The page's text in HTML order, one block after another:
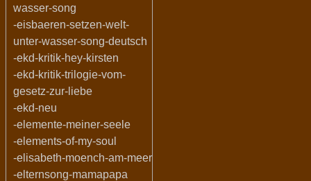
wasser-song
-eisbaeren-setzen-welt-
unter-wasser-song-deutsch
-ekd-kritik-hey-kirsten
-ekd-kritik-trilogie-vom-
gesetz-zur-liebe
-ekd-neu
-elemente-meiner-seele
-elements-of-my-soul
-elisabeth-moench-am-meer
-elternsong-mamapapa